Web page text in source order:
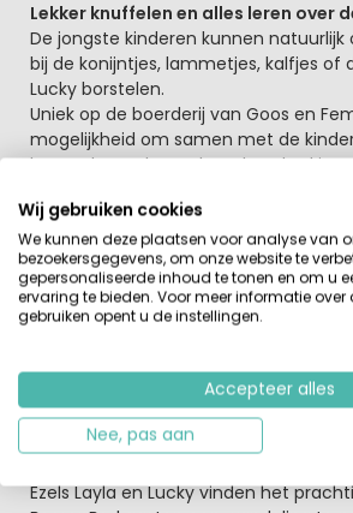
Lekker knuffelen en alles leren over
De jongste kinderen kunnen natuurlijk
bij de konijntjes, lammetjes, kalfjes of
Lucky borstelen.
Uniek op de boerderij van Goos en
mogelijkheid om samen met de
leven als een keuterboer honderd
dacht je van het Betere Boeren
van bad, douche en sauna doe je zelf
een duidelijke instructie. Het Betere
heeft de volgende onderdelen: een
houtgestookte Warm Water
houtgestookte Sauna, een warme
burger ‘uut de Groote Stad’.
Het noorden van Overijssel ontdekken
De Kalverweide is de enige
Ezels Layla en Lucky vinden het
Wij gebruiken cookies
We kunnen deze plaatsen voor analyse van
bezoekersgegevens, om onze website te
gepersonaliseerde inhoud te tonen en om u
ervaring te bieden. Voor meer informatie over
gebruiken opent u de instellingen.
Accepteer alles
Nee, pas aan